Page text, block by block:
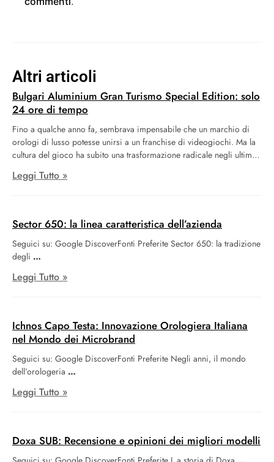
Altri articoli
Bulgari Aluminium Gran Turismo Special Edition: solo
24 ore di tempo
Fino a qualche anno fa, sembrava impensabile che un marchio di
orologi di lusso potesse unirsi a un franchise di videogiochi. Ma la
cultura del gioco ha subito una trasformazione radicale negli ultimi
gaming è diventato un fenomeno alla moda che attrae un pubblico
anche attraverso un orologio. Durante le finali della Gran Turismo
World Series 2023 a Barcellona, Bulgari ha presentato l’Aluminium x
Gran Turismo, un’edizione speciale del suo orologio. Il marchio ha
anche svelato la concept car Bulgari Aluminium Vision GT in scala
reale, un’hypercar straordinaria progettata per competere nel mondo
virtuale di Gran Turismo.
Leggi Tutto »
Sector 650: la linea caratteristica dell’azienda
Seguici su: Google DiscoverFonti Preferite Sector 650: la tradizione
degli
Leggi Tutto »
Ichnos Capo Testa: Innovazione Orologiera Italiana
nel Mondo dei Microbrand
Seguici su: Google DiscoverFonti Preferite Negli anni, il mondo
dell’orologeria
Leggi Tutto »
Doxa SUB: Recensione e opinioni dei migliori modelli